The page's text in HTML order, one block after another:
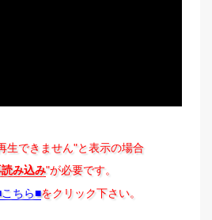
生できません"と表示の場合
み込み"が必要です。
ちら■をクリック下さい。